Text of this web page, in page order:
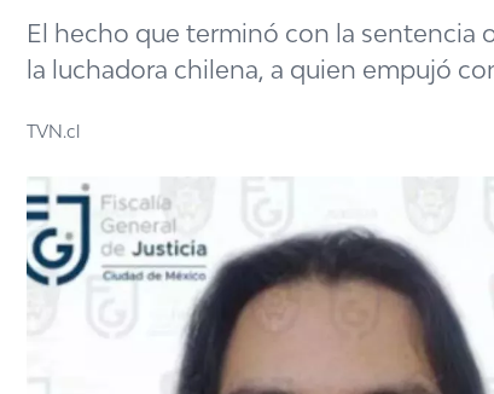
El hecho que terminó con la sentencia
la luchadora chilena, a quien empujó
TVN.cl